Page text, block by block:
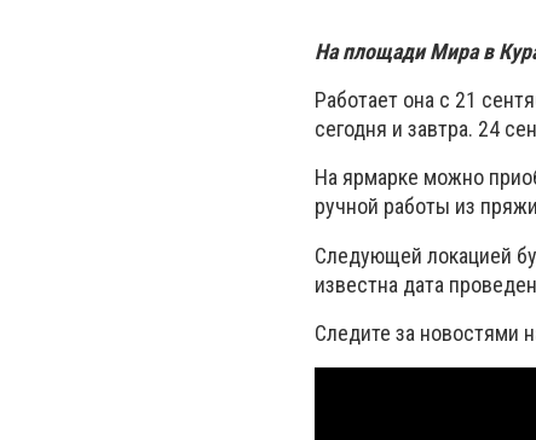
На площади Мира в
Работает она с 21
сегодня и завтра. 24
На ярмарке можно
ручной работы из
Следующей локацией
известна дата
Следите за новостями